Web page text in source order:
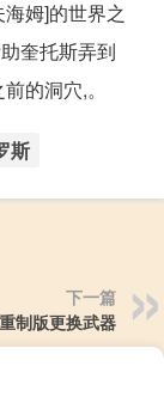
姆]的世界之
奎托斯弄到
的洞穴,。
斯
下一篇
制版更换武器